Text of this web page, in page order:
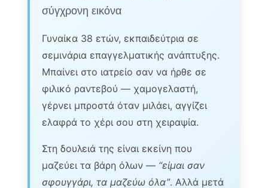
σύγχρονη εικόνα
Γυναίκα 38 ετών, εκπαιδεύτρια σε
σεμινάρια επαγγελματικής ανάπτυξης.
Μπαίνει στο ιατρείο σαν να ήρθε σε
φιλικό ραντεβού — χαμογελαστή,
γέρνει μπροστά όταν μιλάει, αγγίζει
ελαφρά το χέρι σου στη χειραψία.
Στη δουλειά της είναι εκείνη που
μαζεύει τα βάρη όλων — “είμαι σαν
σφουγγάρι, τα μαζεύω όλα”. Αλλά μετά